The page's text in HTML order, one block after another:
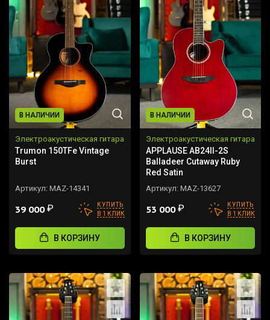
В НАЛИЧИИ
Электроакустическая гитара
Trumon 150TFe Vintage
Burst
Артикул: MAZ-14341
39 000₽
КУПИТЬ
В 1 КЛИК
В КОРЗИНУ
В НАЛИЧИИ
Электроакустическая гитара
APPLAUSE AB24II-2S
Balladeer Cutaway Ruby
Red Satin
Артикул: MAZ-13627
53 000₽
КУПИТЬ
В 1 КЛИК
В КОРЗИНУ